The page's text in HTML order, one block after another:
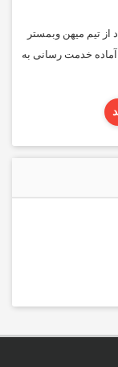
از تیم میهن وبمستر
پشتیبانی ما 24 ساعته آماده خدمت رسانی به